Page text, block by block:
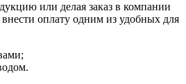
или делая заказ в компании
оплату одним из удобных для